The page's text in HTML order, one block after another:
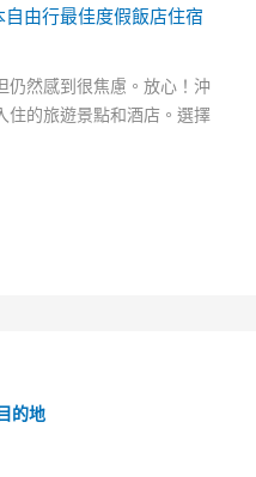
由行最佳度假飯店住宿
仍然感到很焦慮。放心！沖
住的旅遊景點和酒店。選擇
的地